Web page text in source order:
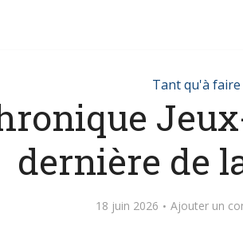
Tant qu'à faire
dernière de
18 juin 2026 Ajouter un